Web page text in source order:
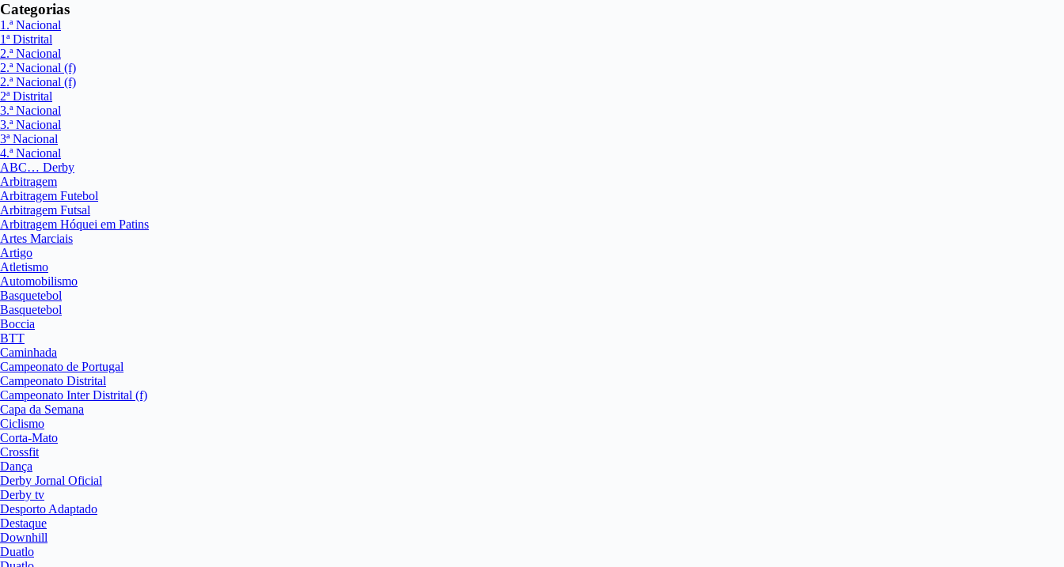
Categorias
1.ª Nacional
1ª Distrital
2.ª Nacional
2.ª Nacional (f)
2.ª Nacional (f)
2ª Distrital
3.ª Nacional
3.ª Nacional
3ª Nacional
4.ª Nacional
ABC… Derby
Arbitragem
Arbitragem Futebol
Arbitragem Futsal
Arbitragem Hóquei em Patins
Artes Marciais
Artigo
Atletismo
Automobilismo
Basquetebol
Basquetebol
Boccia
BTT
Caminhada
Campeonato de Portugal
Campeonato Distrital
Campeonato Inter Distrital (f)
Capa da Semana
Ciclismo
Corta-Mato
Crossfit
Dança
Derby Jornal Oficial
Derby tv
Desporto Adaptado
Destaque
Downhill
Duatlo